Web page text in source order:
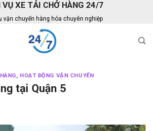
VỤ XE TẢI CHỞ HÀNG 24/7
vận chuyển hàng hóa chuyên nghiệp
, HOẠT ĐỘNG VẬN CHUYỂN
tại Quận 5